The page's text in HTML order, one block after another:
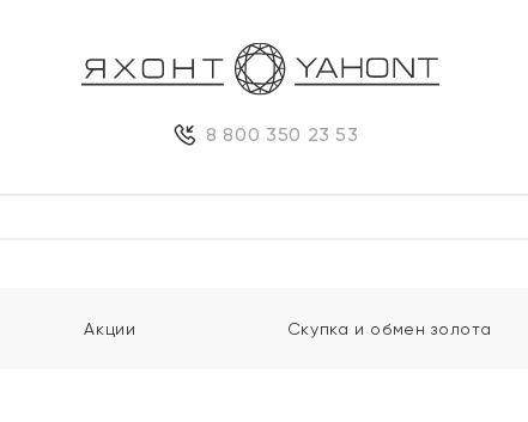
8 800 350 23 53
Акции Скупка и обмен золота